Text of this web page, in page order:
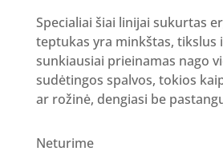
Specialiai šiai linijai sukurtas
teptukas yra minkštas, tikslus
sunkiausiai prieinamas nago
sudėtingos spalvos, tokios
ar rožinė, dengiasi be
Neturime